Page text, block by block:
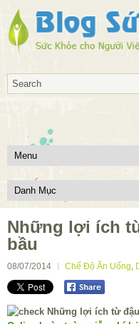
Những lợi ích
bầu
08/07/2014 Chế Độ Ăn Uống,